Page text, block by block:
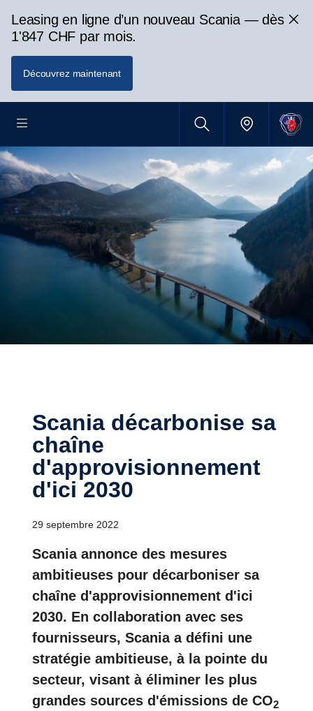
Leasing en ligne d’un nouveau Scania — dès
1'847 CHF par mois.
Découvrez maintenant
Scania décarbonise sa
chaîne
d'approvisionnement
d'ici 2030
29 septembre 2022
Scania annonce des mesures
ambitieuses pour décarboniser sa
chaîne d'approvisionnement d'ici
2030. En collaboration avec ses
fournisseurs, Scania a défini une
stratégie ambitieuse, à la pointe du
secteur, visant à éliminer les plus
grandes sources d'émissions de CO2